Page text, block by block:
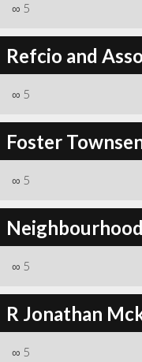
∞ 5
Refcio and
∞ 5
Foster
∞ 5
∞ 5
R Jonathan
∞ 5